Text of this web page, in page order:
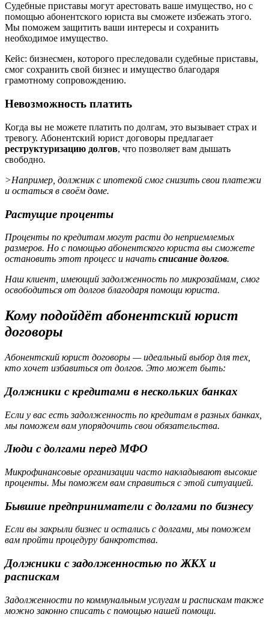
Судебные приставы могут арестовать ваше имущество, но с
помощью абонентского юриста вы сможете избежать этого.
Мы поможем защитить ваши интересы и сохранить
необходимое имущество.
Кейс: бизнесмен, которого преследовали судебные приставы,
смог сохранить свой бизнес и имущество благодаря
грамотному сопровождению.
Невозможность платить
Когда вы не можете платить по долгам, это вызывает страх и
тревогу. Абонентский юрист договоры предлагает
реструктуризацию долгов, что позволяет вам дышать
свободно.
>Например, должник с ипотекой смог снизить свои платежи
и остаться в своём доме.
Растущие проценты
Проценты по кредитам могут расти до неприемлемых
размеров. Но с помощью абонентского юриста вы сможете
остановить этот процесс и начать списание долгов.
Наш клиент, имеющий задолженность по микрозаймам, смог
освободиться от долгов благодаря помощи юриста.
Кому подойдёт абонентский юрист
договоры
Абонентский юрист договоры — идеальный выбор для тех,
кто хочет избавиться от долгов. Это может быть:
Должники с кредитами в нескольких банках
Если у вас есть задолженность по кредитам в разных банках,
мы поможем вам упорядочить свои обязательства.
Люди с долгами перед МФО
Микрофинансовые организации часто накладывают высокие
проценты. Мы поможем вам справиться с этой ситуацией.
Бывшие предприниматели с долгами по бизнесу
Если вы закрыли бизнес и остались с долгами, мы поможем
вам пройти процедуру банкротства.
Должники с задолженностью по ЖКХ и
распискам
Задолженности по коммунальным услугам и распискам также
можно законно списать с помощью нашей помощи.